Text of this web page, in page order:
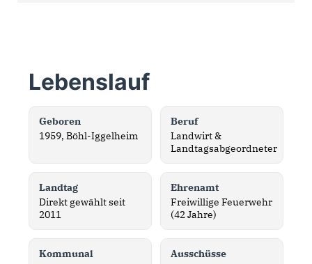
Lebenslauf
Geboren
1959, Böhl-Iggelheim
Beruf
Landwirt &
Landtagsabgeordneter
Landtag
Direkt gewählt seit
2011
Ehrenamt
Freiwillige Feuerwehr
(42 Jahre)
Kommunal
Ausschüsse